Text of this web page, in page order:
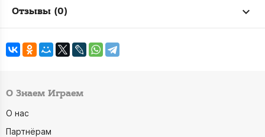
Отзывы (0)
О Знаем Играем
О нас
Партнёрам